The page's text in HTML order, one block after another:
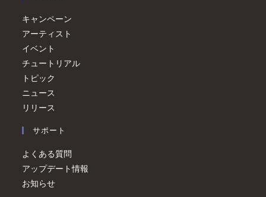
キャンペーン
アーティスト
イベント
チュートリアル
トピック
ニュース
リリース
サポート
よくある質問
アップデート情報
お知らせ